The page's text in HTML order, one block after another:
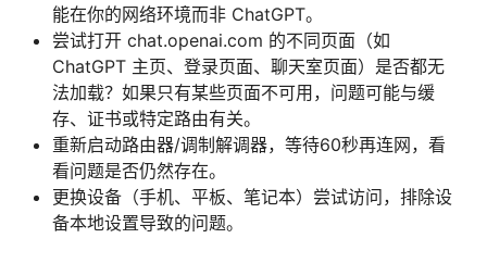
能在你的网络环境而非 ChatGPT。
尝试打开 chat.openai.com 的不同页面（如
ChatGPT 主页、登录页面、聊天室页面）是否都无
法加载？如果只有某些页面不可用，问题可能与缓
存、证书或特定路由有关。
重新启动路由器/调制解调器，等待60秒再连网，看
看问题是否仍然存在。
更换设备（手机、平板、笔记本）尝试访问，排除设
备本地设置导致的问题。